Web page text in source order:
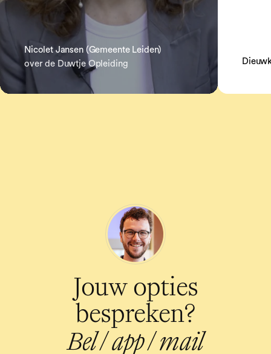
Nicolet Jansen (Gemeente Leiden)
over de Duwtje Opleiding
Jouw opties
bespreken?
Bel/app/mail